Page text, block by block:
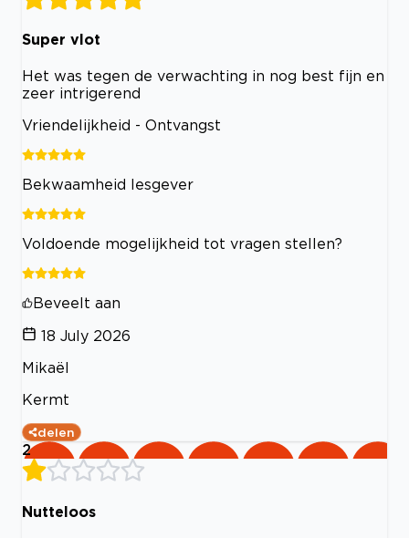
Super vlot
Het was tegen de verwachting in nog best fijn en
zeer intrigerend
Vriendelijkheid - Ontvangst
Bekwaamheid lesgever
Voldoende mogelijkheid tot vragen stellen?
Beveelt aan
18 July 2026
Mikaël
Kermt
delen
2
Nutteloos